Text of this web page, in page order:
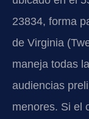
23834, forma
de Virginia
maneja todas
audiencias
menores. Si el